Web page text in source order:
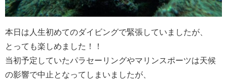
本日は人生初めてのダイビングで緊張していましたが、
とっても楽しめました！！
当初予定していたパラセーリングやマリンスポーツは天候
の影響で中止となってしまいましたが、